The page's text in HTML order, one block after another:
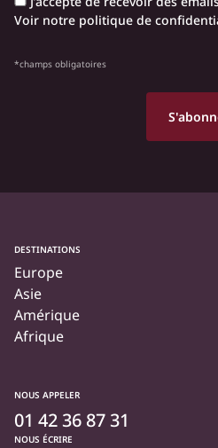
Voir notre politique de
*champs obligatoires
DESTINATIONS
Europe
Asie
Amérique
Afrique
NOUS APPELER
01 42 36 87 31
NOUS ÉCRIRE